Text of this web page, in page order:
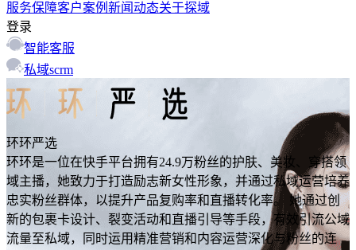
服务保障客户案例 新闻动态关于探域
登录
智能客服
私域scrm
环环严选
环环是一位在快手平台拥有24.9万粉丝的护肤、美妆、穿搭领
域主播，她致力于打造励志新女性形象，并通过私域运营培养
忠实粉丝群体，以提升产品复购率和直播转化率。 她通过创
新的包裹卡设计、裂变活动和直播引导等手段，有效引流公域
流量至私域，同时运用精准营销和内容运营深化与粉丝的连